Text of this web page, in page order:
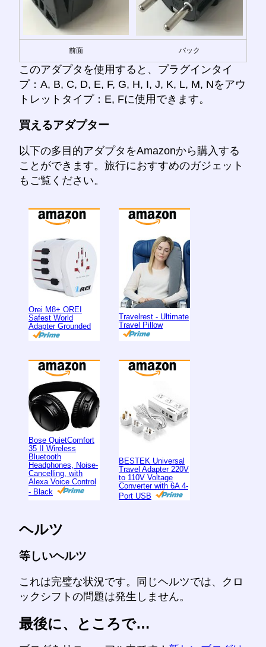
前面 バック
このアダプタを使用すると、プラグインタイ
プ：A, B, C, D, E, F, G, H, I, J, K, L, M, Nをアウ
トレットタイプ：E, Fに使用できます。
買えるアダプター
以下の多目的アダプタをAmazonから購入する
ことができます。旅行におすすめのガジェット
もご覧ください。
Orei M8+ OREI
Safest World
Adapter Grounded
Travelrest - Ultimate
Travel Pillow
Bose QuietComfort
35 II Wireless
Bluetooth
Headphones, Noise-
Cancelling, with
Alexa Voice Control
- Black
BESTEK Universal
Travel Adapter 220V
to 110V Voltage
Converter with 6A 4-
Port USB
ヘルツ
等しいヘルツ
これは完璧な状況です。同じヘルツでは、クロ
ックシフトの問題は発生しません。
最後に、ところで…